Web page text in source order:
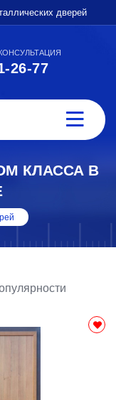
дверей
26-77
КЛАССА В